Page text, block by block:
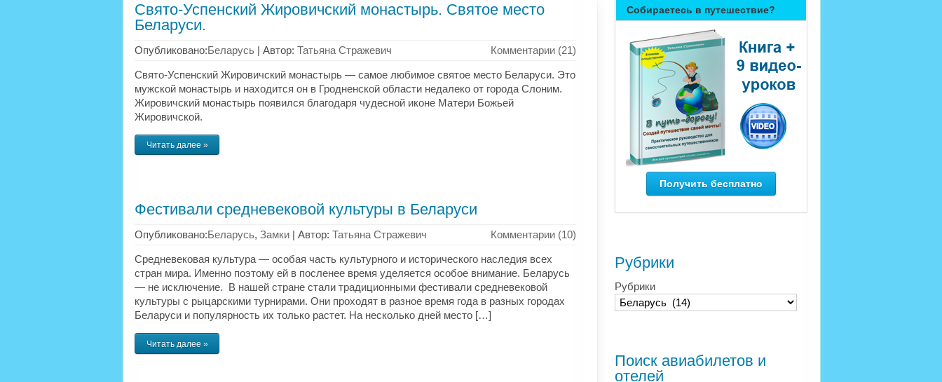
Свято-Успенский Жировичский монастырь. Святое место
Беларуси.
Опубликовано:Беларусь | Автор: Татьяна Стражевич Комментарии (21)
Свято-Успенский Жировичский монастырь — самое любимое святое место Беларуси. Это
мужской монастырь и находится он в Гродненской области недалеко от города Слоним.
Жировичский монастырь появился благодаря чудесной иконе Матери Божьей
Жировичской.
Читать далее »
Фестивали средневековой культуры в Беларуси
Опубликовано:Беларусь, Замки | Автор: Татьяна Стражевич Комментарии (10)
Средневековая культура — особая часть культурного и исторического наследия всех
стран мира. Именно поэтому ей в посленее время уделяется особое внимание. Беларусь
— не исключение. В нашей стране стали традиционными фестивали средневековой
культуры с рыцарскими турнирами. Они проходят в разное время года в разных городах
Беларуси и популярность их только растет. На несколько дней место […]
Читать далее »
Собираетесь в путешествие?
Получить бесплатно
Рубрики
Рубрики
Поиск авиабилетов и
отелей